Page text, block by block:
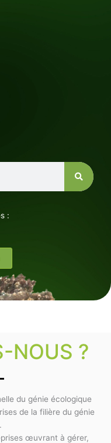
:
NOUS ?
du génie écologique
de la filière du génie
œuvrant à gérer,